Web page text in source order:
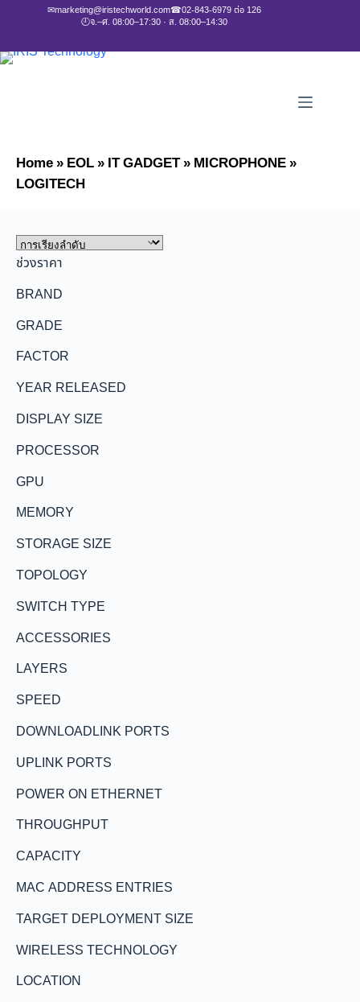
✉marketing@iristechworld.com☎02-843-6979 ต่อ 126
🕘จ.–ศ. 08:00–17:30 · ส. 08:00–14:30
Home»EOL»IT GADGET»MICROPHONE»
LOGITECH
ช่วงราคา
BRAND
GRADE
FACTOR
YEAR RELEASED
DISPLAY SIZE
PROCESSOR
GPU
MEMORY
STORAGE SIZE
TOPOLOGY
SWITCH TYPE
ACCESSORIES
LAYERS
SPEED
DOWNLOADLINK PORTS
UPLINK PORTS
POWER ON ETHERNET
THROUGHPUT
CAPACITY
MAC ADDRESS ENTRIES
TARGET DEPLOYMENT SIZE
WIRELESS TECHNOLOGY
LOCATION